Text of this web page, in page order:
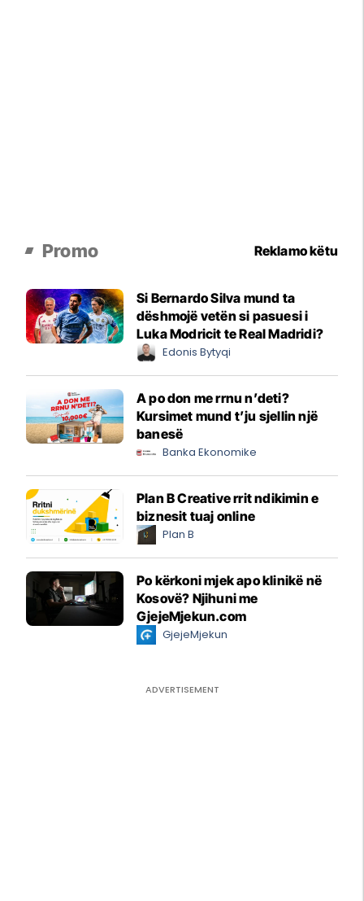
Promo Reklamo këtu
Si Bernardo Silva mund ta
dëshmojë vetën si pasuesi i
Luka Modricit te Real Madridi?
Edonis Bytyqi
A po don me rrnu n’deti?
Kursimet mund t’ju sjellin një
banesë
Banka Ekonomike
Plan B Creative rrit ndikimin e
biznesit tuaj online
Plan B
Po kërkoni mjek apo klinikë në
Kosovë? Njihuni me
GjejeMjekun.com
GjejeMjekun